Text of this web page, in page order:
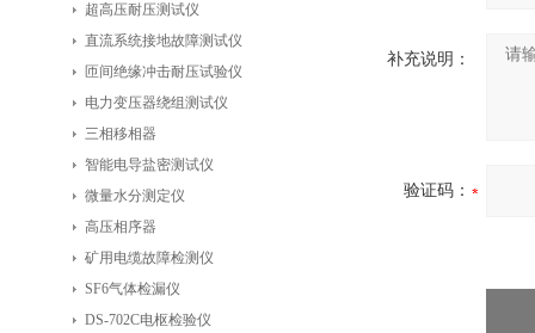
超高压耐压测试仪
直流系统接地故障测试仪
匝间绝缘冲击耐压试验仪
电力变压器绕组测试仪
三相移相器
智能电导盐密测试仪
微量水分测定仪
高压相序器
矿用电缆故障检测仪
SF6气体检漏仪
DS-702C电枢检验仪
补充说明：
验证码：